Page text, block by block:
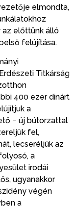
elmondta,
az előttünk álló
felújítása.
Titkárság
400 ezer dinárt
a
− új bútorzattal
fel,
lecseréljük az
a
irodái
ugyanakkor
végén
a